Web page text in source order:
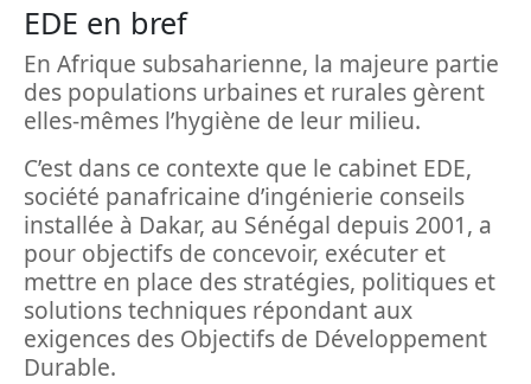
EDE en bref
En Afrique subsaharienne, la majeure partie
des populations urbaines et rurales gèrent
elles-mêmes l’hygiène de leur milieu.
C’est dans ce contexte que le cabinet EDE,
société panafricaine d’ingénierie conseils
installée à Dakar, au Sénégal depuis 2001, a
pour objectifs de concevoir, exécuter et
mettre en place des stratégies, politiques et
solutions techniques répondant aux
exigences des Objectifs de Développement
Durable.